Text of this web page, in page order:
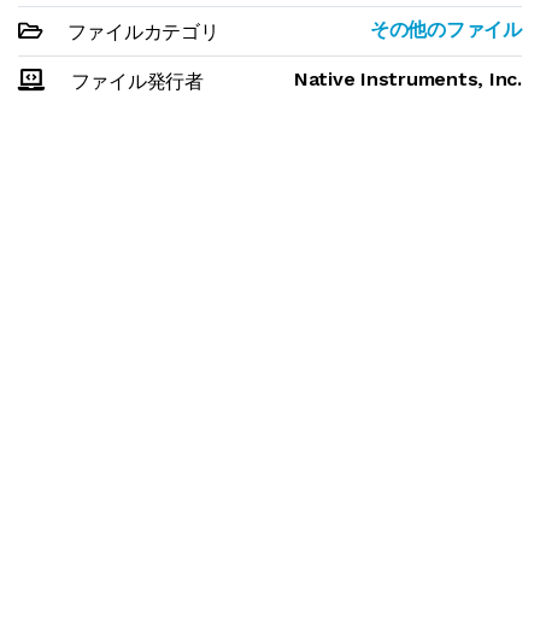
ファイルカテゴリ その他のファイル
ファイル発行者 Native Instruments, Inc.